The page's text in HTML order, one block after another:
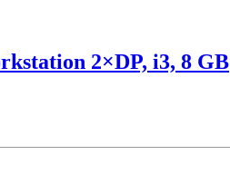
2×DP, i3, 8 GB